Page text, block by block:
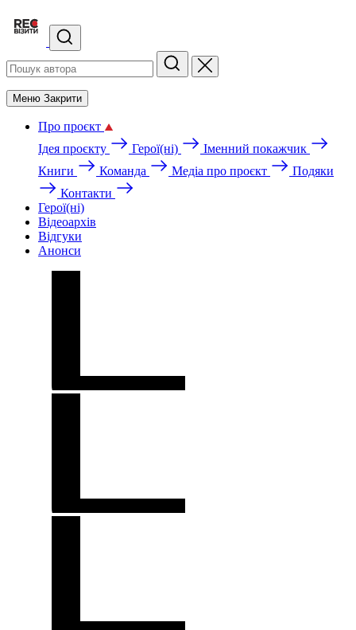
Меню Закрити
Про проєкт
Ідея проєкту
Герої(ні)
Іменний покажчик
Книги
Команда Медіа про проєкт
Подяки
Контакти
Герої(ні)
Відеоархів
Відгуки
Анонси